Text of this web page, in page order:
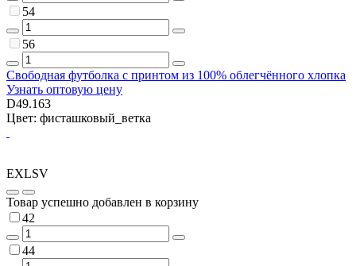
54
56
Свободная футболка с принтом из 100% облегчённого хлопка
Узнать оптовую цену
D49.163
Цвет: фисташковый_ветка
EXLSV
Товар успешно добавлен в корзину
42
44